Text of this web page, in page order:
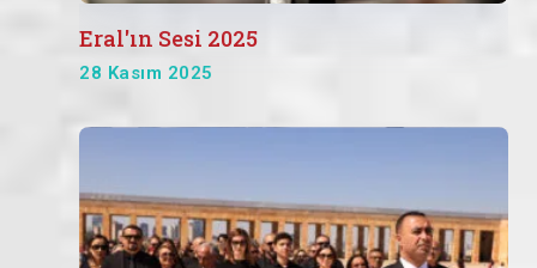
Eral'ın Sesi 2025
28 Kasım 2025